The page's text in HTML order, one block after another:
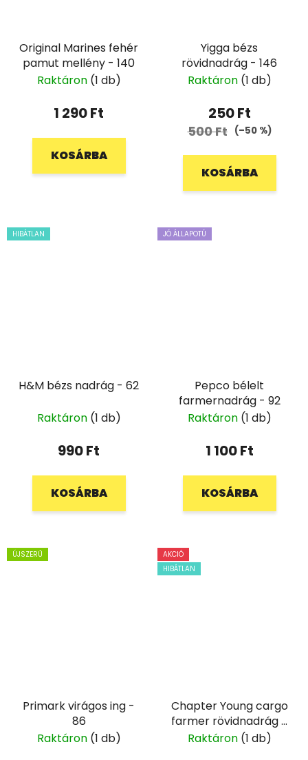
Original Marines fehér
pamut mellény - 140
Raktáron (1 db)
1 290 Ft
KOSÁRBA
Yigga bézs
rövidnadrág - 146
Raktáron (1 db)
250 Ft
500 Ft (–50 %)
KOSÁRBA
HIBÁTLAN
H&M bézs nadrág - 62
Raktáron (1 db)
990 Ft
KOSÁRBA
JÓ ÁLLAPOTÚ
Pepco bélelt
farmernadrág - 92
Raktáron (1 db)
1 100 Ft
KOSÁRBA
ÚJSZERŰ
Primark virágos ing -
86
Raktáron (1 db)
AKCIÓ
HIBÁTLAN
Chapter Young cargo
farmer rövidnadrág -
146
Raktáron (1 db)